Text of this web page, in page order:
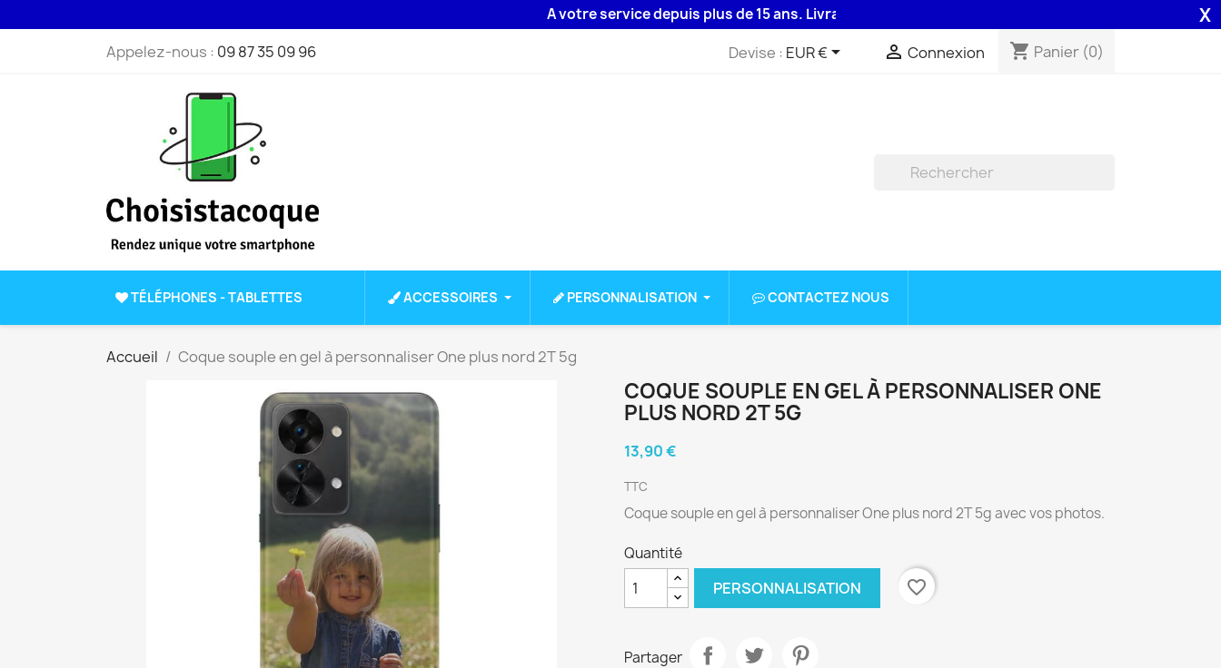
A votre service depuis plus de 15 ans. Livraison 48H assurée par la Poste . X
Appelez-nous : 09 87 35 09 96 Devise : EUR €  Connexion shopping_cart Panier (0)
TÉLÉPHONES - TABLETTES ACCESSOIRES PERSONNALISATION CONTACTEZ NOUS
Accueil Coque souple en gel à personnaliser One plus nord 2T 5g
COQUE SOUPLE EN GEL À PERSONNALISER ONE
PLUS NORD 2T 5G
13,90 €
TTC
Coque souple en gel à personnaliser One plus nord 2T 5g avec vos photos.
Quantité
PERSONNALISATION favorite_border
Partager